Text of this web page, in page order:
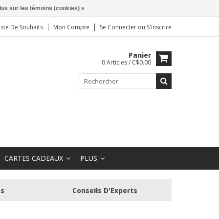
De Souhaits Mon Compte Se Connecter ou S'inscrire
Panier
0 Articles / C$0.00
CARTES CADEAUX PLUS
Conseils D'Experts
sur les témoins (cookies) »